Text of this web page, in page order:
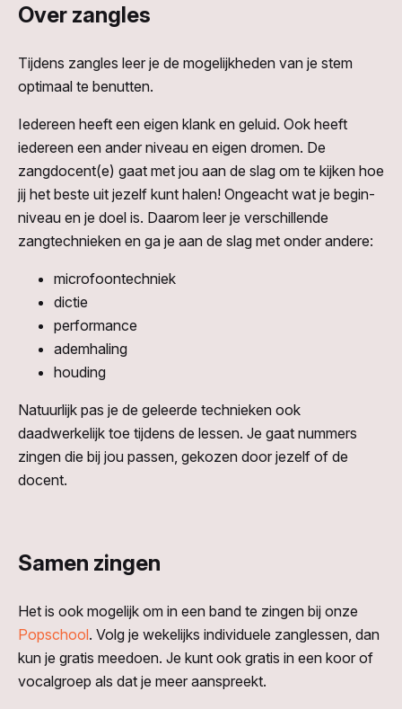
Over zangles
Tijdens zangles leer je de mogelijkheden van je stem
optimaal te benutten.
Iedereen heeft een eigen klank en geluid. Ook heeft
iedereen een ander niveau en eigen dromen. De
zangdocent(e) gaat met jou aan de slag om te kijken hoe
jij het beste uit jezelf kunt halen! Ongeacht wat je begin-
niveau en je doel is. Daarom leer je verschillende
zangtechnieken en ga je aan de slag met onder andere:
microfoontechniek
dictie
performance
ademhaling
houding
Natuurlijk pas je de geleerde technieken ook
daadwerkelijk toe tijdens de lessen. Je gaat nummers
zingen die bij jou passen, gekozen door jezelf of de
docent.
Samen zingen
Het is ook mogelijk om in een band te zingen bij onze
Popschool. Volg je wekelijks individuele zanglessen, dan
kun je gratis meedoen. Je kunt ook gratis in een koor of
vocalgroep als dat je meer aanspreekt.